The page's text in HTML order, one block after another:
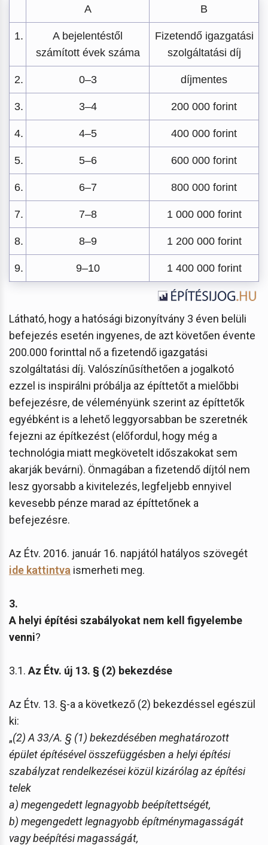
A B
1.
A bejelentéstől
számított évek száma
Fizetendő igazgatási
szolgáltatási díj
2. 0–3 díjmentes
3. 3–4 200 000 forint
4. 4–5 400 000 forint
5. 5–6 600 000 forint
6. 6–7 800 000 forint
7. 7–8 1 000 000 forint
8. 8–9 1 200 000 forint
9. 9–10 1 400 000 forint
Látható, hogy a hatósági bizonyítvány 3 éven belüli
befejezés esetén ingyenes, de azt követően évente
200.000 forinttal nő a fizetendő igazgatási
szolgáltatási díj. Valószínűsíthetően a jogalkotó
ezzel is inspirálni próbálja az építtetőt a mielőbbi
befejezésre, de véleményünk szerint az építtetők
egyébként is a lehető leggyorsabban be szeretnék
fejezni az építkezést (előfordul, hogy még a
technológia miatt megkövetelt időszakokat sem
akarják bevárni). Önmagában a fizetendő díjtól nem
lesz gyorsabb a kivitelezés, legfeljebb ennyivel
kevesebb pénze marad az építtetőnek a
befejezésre.
Az Étv. 2016. január 16. napjától hatályos szövegét
ide kattintva ismerheti meg.
3.
A helyi építési szabályokat nem kell figyelembe
venni?
3.1. Az Étv. új 13. § (2) bekezdése
Az Étv. 13. §-a a következő (2) bekezdéssel egészül
ki:
„(2) A 33/A. § (1) bekezdésében meghatározott
épület építésével összefüggésben a helyi építési
szabályzat rendelkezései közül kizárólag az építési
telek
a) megengedett legnagyobb beépítettségét,
b) megengedett legnagyobb építménymagasságát
vagy beépítési magasságát,